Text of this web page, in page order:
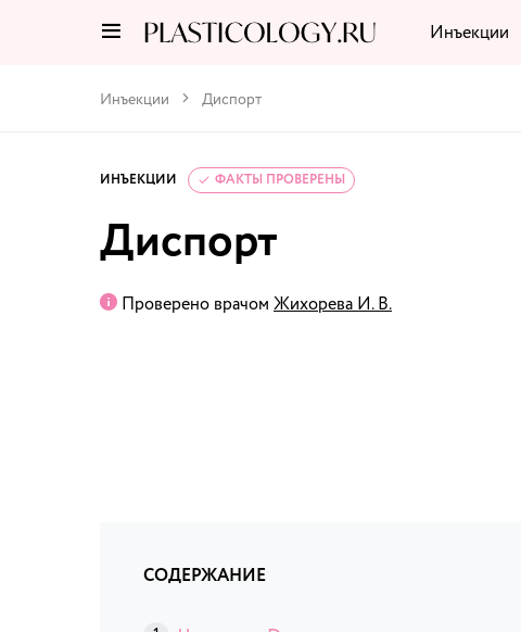
Инъекции
Инъекции Диспорт
ИНЪЕКЦИИ ФАКТЫ ПРОВЕРЕНЫ
Диспорт
Проверено врачом Жихорева И. В.
СОДЕРЖАНИЕ